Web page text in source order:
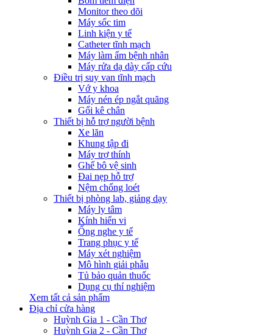
Monitor theo dõi
Máy sốc tim
Linh kiện y tế
Catheter tĩnh mạch
Máy làm ấm bệnh nhân
Máy rửa dạ dày cấp cứu
Điều trị suy van tĩnh mạch
Vớ y khoa
Máy nén ép ngắt quãng
Gối kê chân
Thiết bị hỗ trợ người bệnh
Xe lăn
Khung tập đi
Máy trợ thính
Ghế bô vệ sinh
Đai nẹp hỗ trợ
Nệm chống loét
Thiết bị phòng lab, giảng dạy
Máy ly tâm
Kính hiển vi
Ống nghe y tế
Trang phục y tế
Máy xét nghiệm
Mô hình giải phẫu
Tủ bảo quản thuốc
Dụng cụ thí nghiệm
Xem tất cả sản phẩm
Địa chỉ cửa hàng
Huỳnh Gia 1 - Cần Thơ
Huỳnh Gia 2 - Cần Thơ